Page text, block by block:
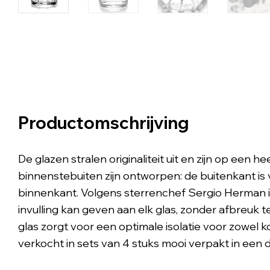
Productomschrijving
De glazen stralen originaliteit uit en zijn op een
binnenstebuiten zijn ontworpen: de buitenkant
binnenkant. Volgens sterrenchef Sergio
invulling kan geven aan elk glas, zonder afbreuk
glas zorgt voor een optimale isolatie voor zowel
verkocht in sets van 4 stuks mooi verpakt in een